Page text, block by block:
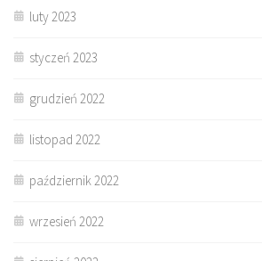
luty 2023
styczeń 2023
grudzień 2022
listopad 2022
październik 2022
wrzesień 2022